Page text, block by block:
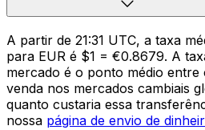
A partir de 21:31 UTC, a taxa
para EUR é $1 = €0.8679. A
mercado é o ponto médio
venda nos mercados cambiais
quanto custaria essa
nossa página de envio de